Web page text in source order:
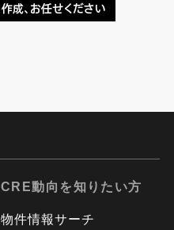
CRE動向を知りたい方
物件情報サーチ